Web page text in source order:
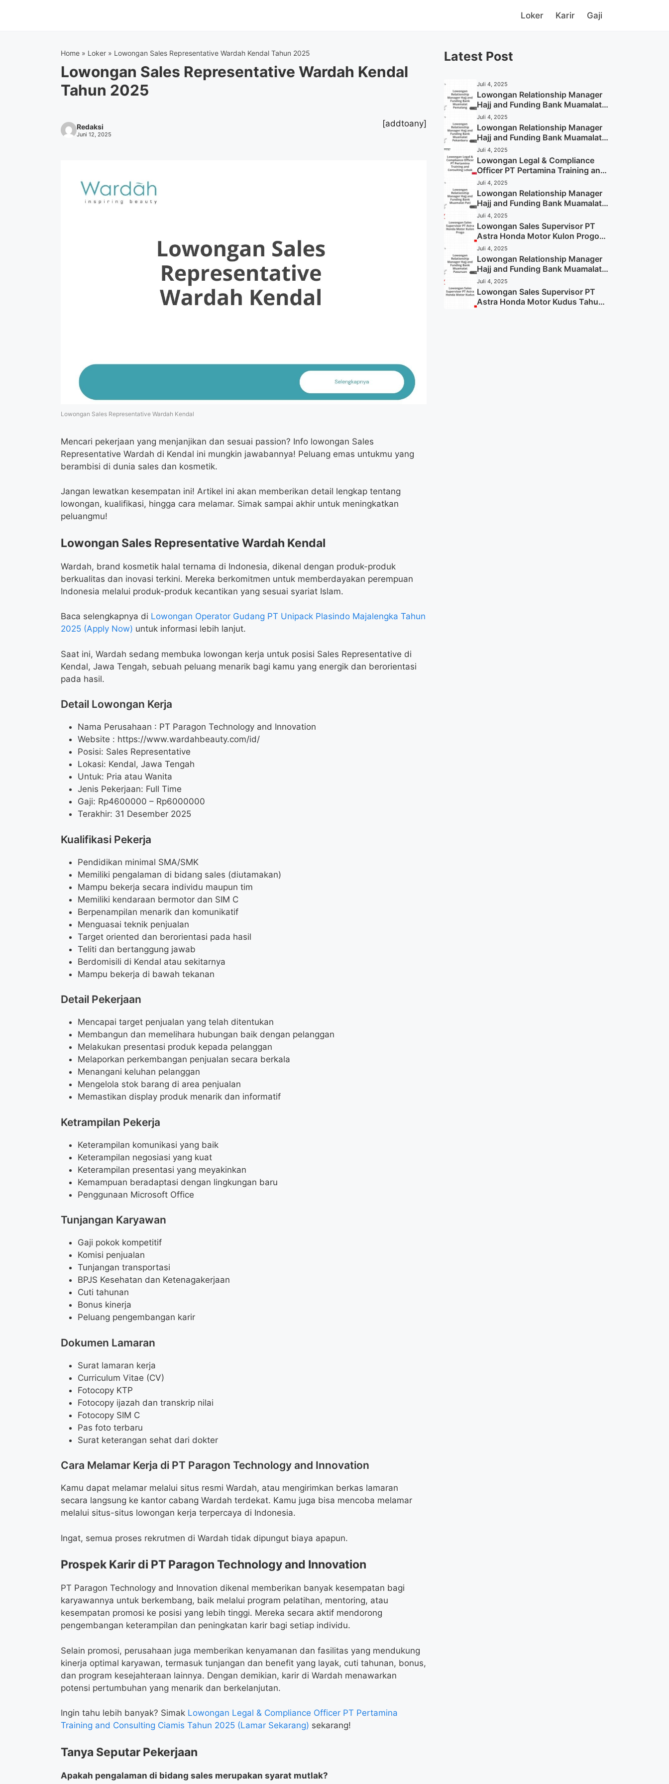
Loker Karir Gaji
Home » Loker » Lowongan Sales Representative Wardah Kendal Tahun 2025
Lowongan Sales Representative Wardah Kendal
Tahun 2025
Redaksi
Juni 12, 2025
[addtoany]
Lowongan Sales Representative Wardah Kendal
Mencari pekerjaan yang menjanjikan dan sesuai passion? Info lowongan Sales
Representative Wardah di Kendal ini mungkin jawabannya! Peluang emas untukmu yang
berambisi di dunia sales dan kosmetik.
Jangan lewatkan kesempatan ini! Artikel ini akan memberikan detail lengkap tentang
lowongan, kualifikasi, hingga cara melamar. Simak sampai akhir untuk meningkatkan
peluangmu!
Lowongan Sales Representative Wardah Kendal
Wardah, brand kosmetik halal ternama di Indonesia, dikenal dengan produk-produk
berkualitas dan inovasi terkini. Mereka berkomitmen untuk memberdayakan perempuan
Indonesia melalui produk-produk kecantikan yang sesuai syariat Islam.
Baca selengkapnya di Lowongan Operator Gudang PT Unipack Plasindo Majalengka Tahun
2025 (Apply Now) untuk informasi lebih lanjut.
Saat ini, Wardah sedang membuka lowongan kerja untuk posisi Sales Representative di
Kendal, Jawa Tengah, sebuah peluang menarik bagi kamu yang energik dan berorientasi
pada hasil.
Detail Lowongan Kerja
Nama Perusahaan : PT Paragon Technology and Innovation
Website : https://www.wardahbeauty.com/id/
Posisi: Sales Representative
Lokasi: Kendal, Jawa Tengah
Untuk: Pria atau Wanita
Jenis Pekerjaan: Full Time
Gaji: Rp4600000 – Rp6000000
Terakhir: 31 Desember 2025
Kualifikasi Pekerja
Pendidikan minimal SMA/SMK
Memiliki pengalaman di bidang sales (diutamakan)
Mampu bekerja secara individu maupun tim
Memiliki kendaraan bermotor dan SIM C
Berpenampilan menarik dan komunikatif
Menguasai teknik penjualan
Target oriented dan berorientasi pada hasil
Teliti dan bertanggung jawab
Berdomisili di Kendal atau sekitarnya
Mampu bekerja di bawah tekanan
Detail Pekerjaan
Mencapai target penjualan yang telah ditentukan
Membangun dan memelihara hubungan baik dengan pelanggan
Melakukan presentasi produk kepada pelanggan
Melaporkan perkembangan penjualan secara berkala
Menangani keluhan pelanggan
Mengelola stok barang di area penjualan
Memastikan display produk menarik dan informatif
Ketrampilan Pekerja
Keterampilan komunikasi yang baik
Keterampilan negosiasi yang kuat
Keterampilan presentasi yang meyakinkan
Kemampuan beradaptasi dengan lingkungan baru
Penggunaan Microsoft Office
Tunjangan Karyawan
Gaji pokok kompetitif
Komisi penjualan
Tunjangan transportasi
BPJS Kesehatan dan Ketenagakerjaan
Cuti tahunan
Bonus kinerja
Peluang pengembangan karir
Dokumen Lamaran
Surat lamaran kerja
Curriculum Vitae (CV)
Fotocopy KTP
Fotocopy ijazah dan transkrip nilai
Fotocopy SIM C
Pas foto terbaru
Surat keterangan sehat dari dokter
Cara Melamar Kerja di PT Paragon Technology and Innovation
Kamu dapat melamar melalui situs resmi Wardah, atau mengirimkan berkas lamaran
secara langsung ke kantor cabang Wardah terdekat. Kamu juga bisa mencoba melamar
melalui situs-situs lowongan kerja terpercaya di Indonesia.
Ingat, semua proses rekrutmen di Wardah tidak dipungut biaya apapun.
Prospek Karir di PT Paragon Technology and Innovation
PT Paragon Technology and Innovation dikenal memberikan banyak kesempatan bagi
karyawannya untuk berkembang, baik melalui program pelatihan, mentoring, atau
kesempatan promosi ke posisi yang lebih tinggi. Mereka secara aktif mendorong
pengembangan keterampilan dan peningkatan karir bagi setiap individu.
Selain promosi, perusahaan juga memberikan kenyamanan dan fasilitas yang mendukung
kinerja optimal karyawan, termasuk tunjangan dan benefit yang layak, cuti tahunan, bonus,
dan program kesejahteraan lainnya. Dengan demikian, karir di Wardah menawarkan
potensi pertumbuhan yang menarik dan berkelanjutan.
Ingin tahu lebih banyak? Simak Lowongan Legal & Compliance Officer PT Pertamina
Training and Consulting Ciamis Tahun 2025 (Lamar Sekarang) sekarang!
Tanya Seputar Pekerjaan
Apakah pengalaman di bidang sales merupakan syarat mutlak?
Latest Post
Juli 4, 2025
Lowongan Relationship Manager
Hajj and Funding Bank Muamalat
Pemalang Tahun 2025
Juli 4, 2025
Lowongan Relationship Manager
Hajj and Funding Bank Muamalat
Pekanbaru Tahun 2025 (Apply
Now)
Juli 4, 2025
Lowongan Legal & Compliance
Officer PT Pertamina Training and
Consulting Lebak Tahun 2025
(Apply Now)
Juli 4, 2025
Lowongan Relationship Manager
Hajj and Funding Bank Muamalat
Pati Tahun 2025 (Lamar
Sekarang)
Juli 4, 2025
Lowongan Sales Supervisor PT
Astra Honda Motor Kulon Progo
Tahun 2025 (Resmi)
Juli 4, 2025
Lowongan Relationship Manager
Hajj and Funding Bank Muamalat
Pasuruan Tahun 2025 (Apply
Now)
Juli 4, 2025
Lowongan Sales Supervisor PT
Astra Honda Motor Kudus Tahun